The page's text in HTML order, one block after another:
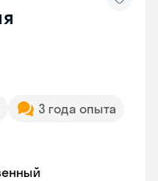
3 года опыта